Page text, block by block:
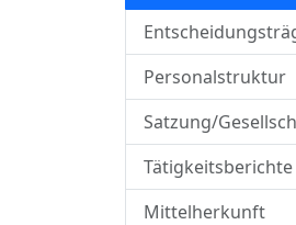
Personalstruktur
Satzung/
Tätigkeitsberichte
Mittelherkunft